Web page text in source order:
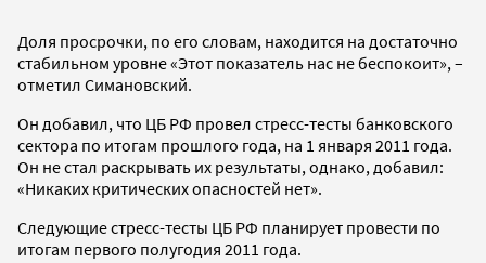
Доля просрочки, по его словам, находится на достаточно
стабильном уровне «Этот показатель нас не беспокоит», –
отметил Симановский.
Он добавил, что ЦБ РФ провел стресс-тесты банковского
сектора по итогам прошлого года, на 1 января 2011 года.
Он не стал раскрывать их результаты, однако, добавил:
«Никаких критических опасностей нет».
Следующие стресс-тесты ЦБ РФ планирует провести по
итогам первого полугодия 2011 года.